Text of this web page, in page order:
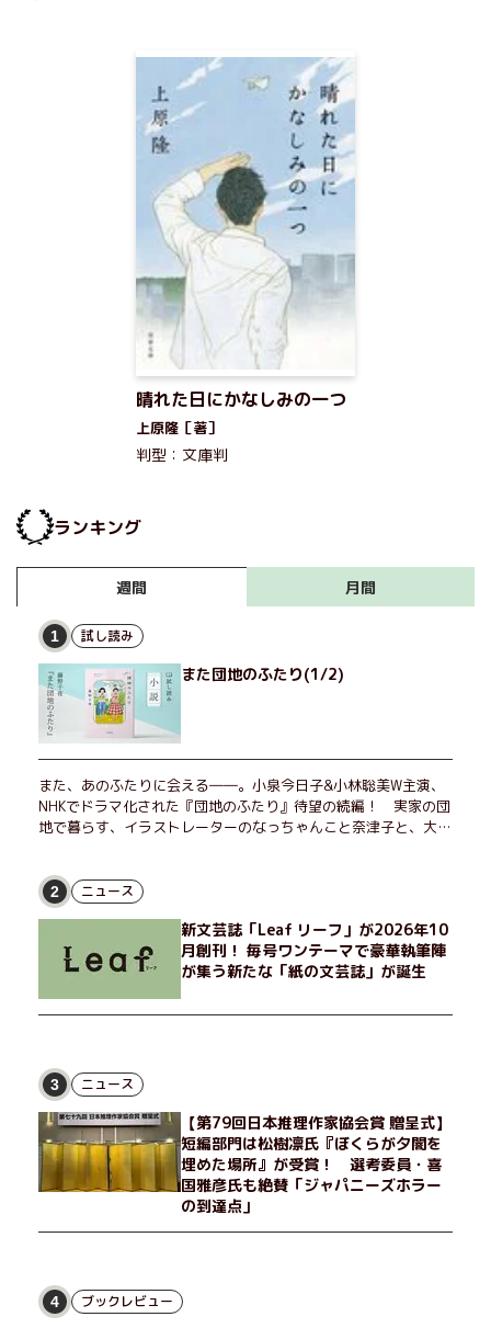
晴れた日にかなしみの一つ
上原隆［著］
判型：文庫判
ランキング
週間 月間
1 試し読み
また団地のふたり(1/2)
また、あのふたりに会える――。小泉今日子&小林聡美W主演、
NHKでドラマ化された『団地のふたり』待望の続編！ 実家の団
地で暮らす、イラストレーターのなっちゃんこと奈津子と、大学
げたり、部屋でふたりだけの「台湾映画祭」を催したり。50代
独身、幼なじみの変わらぬ友情とささやかな幸せの日々を描く。
2 ニュース
新文芸誌「Leaf リーフ」が2026年10
月創刊！ 毎号ワンテーマで豪華執筆陣
が集う新たな「紙の文芸誌」が誕生
3 ニュース
【第79回日本推理作家協会賞 贈呈式】
短編部門は松樹凛氏『ぼくらが夕闇を
埋めた場所』が受賞！ 選考委員・喜
国雅彦氏も絶賛「ジャパニーズホラー
の到達点」
4 ブックレビュー